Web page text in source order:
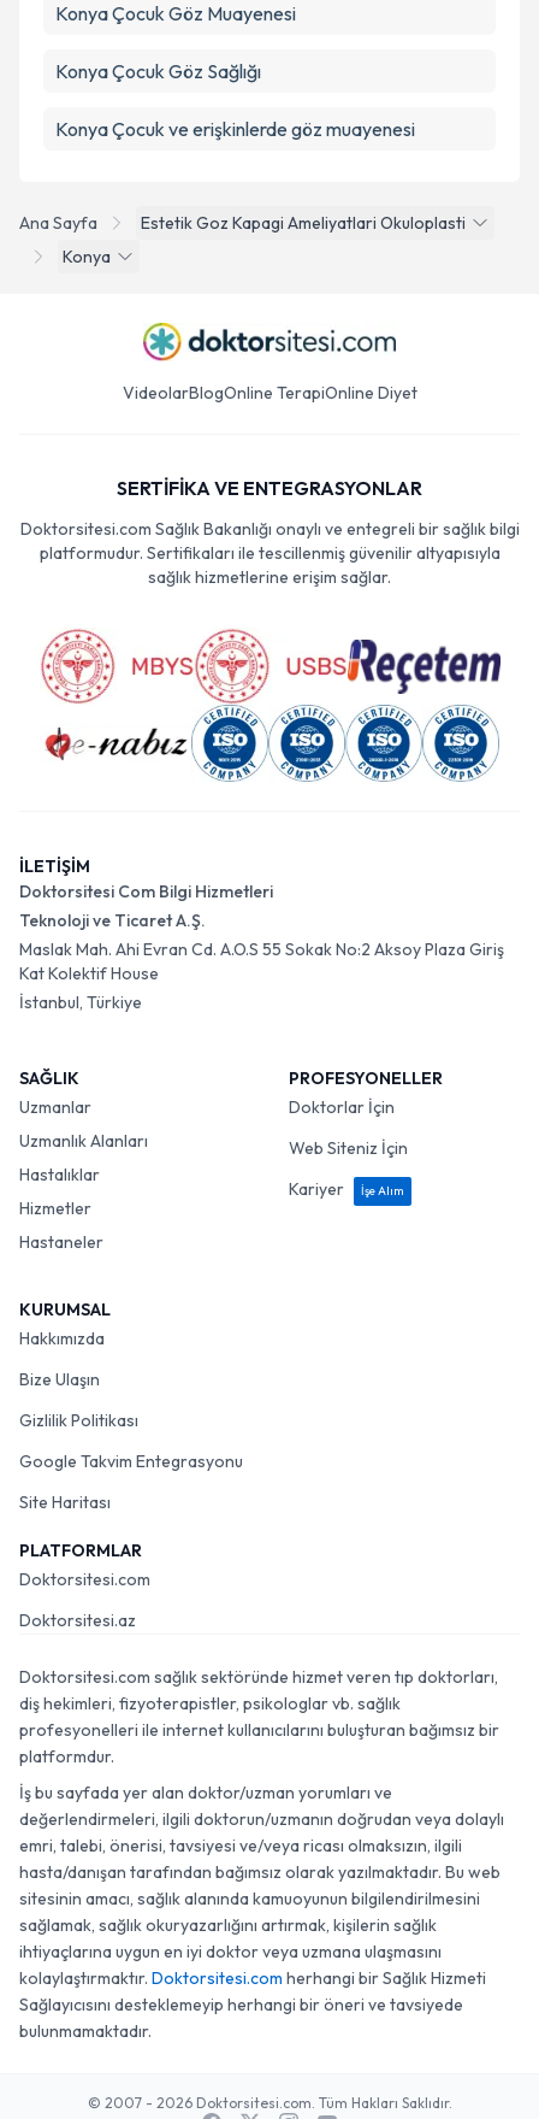
Ana Sayfa
Estetik Goz Kapagi Ameliyatlari Okuloplasti
Konya
Konya Çocuk Göz Muayenesi
Konya Çocuk Göz Sağlığı
Konya Çocuk ve erişkinlerde göz muayenesi
VideolarBlogOnline TerapiOnline Diyet
SERTİFİKA VE ENTEGRASYONLAR
Doktorsitesi.com Sağlık Bakanlığı onaylı ve entegreli bir sağlık bilgi
platformudur. Sertifikaları ile tescillenmiş güvenilir altyapısıyla
sağlık hizmetlerine erişim sağlar.
İLETİŞİM
Doktorsitesi Com Bilgi Hizmetleri
Teknoloji ve Ticaret A.Ş.
Maslak Mah. Ahi Evran Cd. A.O.S 55 Sokak No:2 Aksoy Plaza Giriş
Kat Kolektif House
İstanbul, Türkiye
SAĞLIK
Uzmanlar
Uzmanlık Alanları
Hastalıklar
Hizmetler
Hastaneler
PROFESYONELLER
Doktorlar İçin
Web Siteniz İçin
Kariyer
İşe Alım
KURUMSAL
Hakkımızda
Bize Ulaşın
Gizlilik Politikası
Google Takvim Entegrasyonu
Site Haritası
PLATFORMLAR
Doktorsitesi.com
Doktorsitesi.az
Doktorsitesi.com sağlık sektöründe hizmet veren tıp doktorları,
diş hekimleri, fizyoterapistler, psikologlar vb. sağlık
profesyonelleri ile internet kullanıcılarını buluşturan bağımsız bir
platformdur.
İş bu sayfada yer alan doktor/uzman yorumları ve
değerlendirmeleri, ilgili doktorun/uzmanın doğrudan veya dolaylı
emri, talebi, önerisi, tavsiyesi ve/veya ricası olmaksızın, ilgili
hasta/danışan tarafından bağımsız olarak yazılmaktadır. Bu web
sitesinin amacı, sağlık alanında kamuoyunun bilgilendirilmesini
sağlamak, sağlık okuryazarlığını artırmak, kişilerin sağlık
ihtiyaçlarına uygun en iyi doktor veya uzmana ulaşmasını
kolaylaştırmaktır. Doktorsitesi.com herhangi bir Sağlık Hizmeti
Sağlayıcısını desteklemeyip herhangi bir öneri ve tavsiyede
bulunmamaktadır.
© 2007 - 2026 Doktorsitesi.com. Tüm Hakları Saklıdır.